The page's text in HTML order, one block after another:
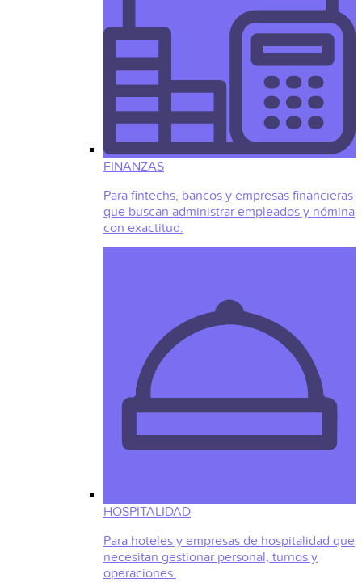
FINANZAS
Para fintechs, bancos y empresas financieras
que buscan administrar empleados y nómina
con exactitud.
HOSPITALIDAD
Para hoteles y empresas de hospitalidad que
necesitan gestionar personal, turnos y
operaciones.